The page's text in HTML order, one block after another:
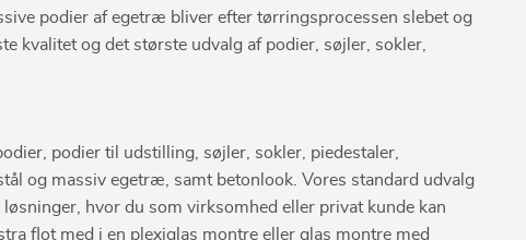
podier af egetræ bliver efter tørringsprocessen slebet og
kvalitet og det største udvalg af podier, søjler, sokler,
podier til udstilling, søjler, sokler, piedestaler,
og massiv egetræ, samt betonlook. Vores standard udvalg
hvor du som virksomhed eller privat kunde kan
flot med i en plexiglas montre eller glas montre med